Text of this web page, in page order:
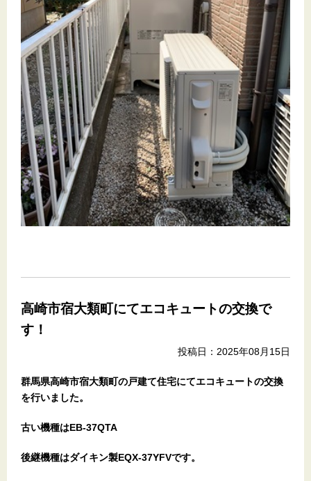
高崎市宿大類町にてエコキュートの交換で
す！
投稿日：2025年08月15日
群馬県高崎市宿大類町の戸建て住宅にてエコキュートの交換
を行いました。
古い機種はEB-37QTA
後継機種はダイキン製EQX-37YFVです。